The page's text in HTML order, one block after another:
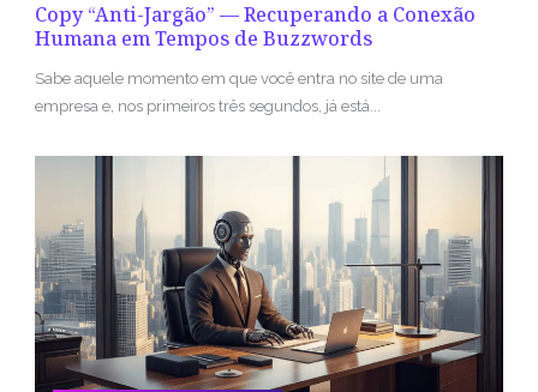
Copy “Anti-Jargão” — Recuperando a Conexão
Humana em Tempos de Buzzwords
Sabe aquele momento em que você entra no site de uma
empresa e, nos primeiros três segundos, já está...